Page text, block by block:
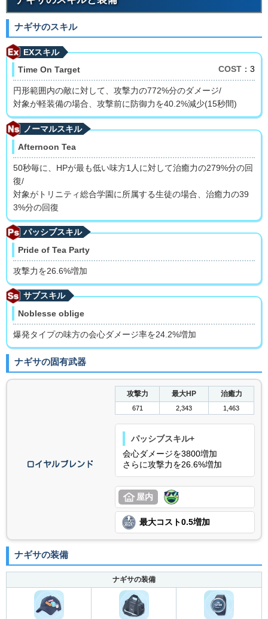
ナギサのスキル
EXスキル
Time On Target
円形範囲内の敵に対して、攻撃力の772%分のダメージ/
対象が軽装備の場合、攻撃前に防御力を40.2%減少(15秒間)
COST ：3
ノーマルスキル
Afternoon Tea
50秒毎に、HPが最も低い味方1人に対して治癒力の279%分の回
復/
対象がトリニティ総合学園に所属する生徒の場合、治癒力の39
3%分の回復
パッシブスキル
Pride of Tea Party
攻撃力を26.6%増加
サブスキル
Noblesse oblige
爆発タイプの味方の会心ダメージ率を24.2%増加
ナギサの固有武器
ロイヤルブレンド
攻撃力 最大HP 治癒力
671 2,343 1,463
パッシブスキル+
会心ダメージを3800増加
さらに攻撃力を26.6%増加
屋内
最大コスト0.5増加
ナギサの装備
ナギサの装備